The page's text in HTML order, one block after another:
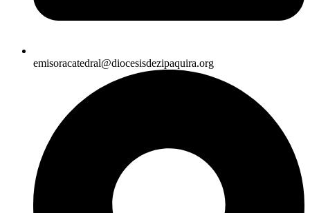
emisoracatedral@diocesisdezipaquira.org